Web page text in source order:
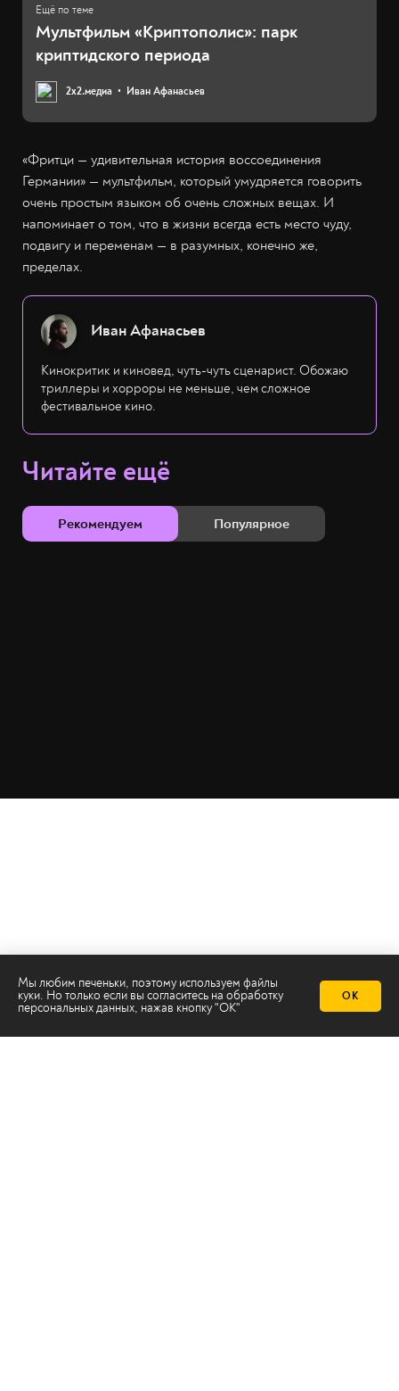
Мультфильм «Криптополис»: парк
криптидского периода
2х2.медиа Иван Афанасьев
«Фритци — удивительная история воссоединения
Германии» — мультфильм, который умудряется говорить
очень простым языком об очень сложных вещах. И
напоминает о том, что в жизни всегда есть место чуду,
подвигу и переменам — в разумных, конечно же,
пределах.
Иван Афанасьев
Кинокритик и киновед, чуть-чуть сценарист. Обожаю
триллеры и хорроры не меньше, чем сложное
фестивальное кино.
Читайте ещё
Рекомендуем Популярное
Мы любим печеньки, поэтому используем файлы
куки. Но только если вы согласитесь на обработку
персональных данных, нажав кнопку "ОК"
ОК